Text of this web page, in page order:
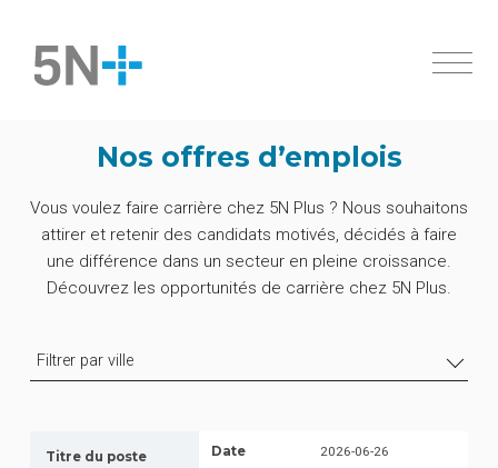
Contactez-nous
Histoire
Ingrédients pharmaceutiques actifs
Produits
Aperçu
Semiconducteurs spécialisés
Ingrédients pharmaceutiques actifs
Produits chimiques
Alliages à bas point de fusion
Innovation
Durabilité
Apercu
Nouvelles
Nos offres d’emplois
Vous voulez faire carrière chez 5N Plus ? Nous souhaitons
attirer et retenir des candidats motivés, décidés à faire
une différence dans un secteur en pleine croissance.
Découvrez les opportunités de carrière chez 5N Plus.
Filtrer par ville
Titre du poste
Date 2026-06-26